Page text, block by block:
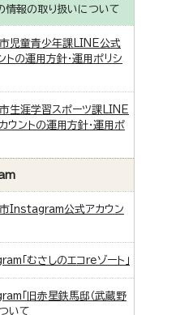
情報の取り扱いについて
児童青少年課LINE公式
トの運用方針・運用ポリシ
生涯学習スポーツ課LINE
ウントの運用方針・運用ポ
Instagram公式アカウン
「むさしのエコreゾート」
「旧赤星鉄馬邸（武蔵野
ついて